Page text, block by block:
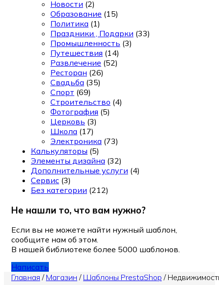
Новости (2)
Образование (15)
Политика (1)
Праздники , Подарки (33)
Промышленность (3)
Путешествия (14)
Развлечение (52)
Ресторан (26)
Свадьба (35)
Спорт (69)
Строительство (4)
Фотография (5)
Церковь (3)
Школа (17)
Электроника (73)
Калькуляторы (5)
Элементы дизайна (32)
Дополнительные услуги (4)
Сервис (3)
Без категории (212)
Не нашли то, что вам нужно?
Если вы не можете найти нужный шаблон,
сообщите нам об этом.
В нашей библиотеке более 5000 шаблонов.
Написать
Главная / Магазин / Шаблоны PrestaShop /